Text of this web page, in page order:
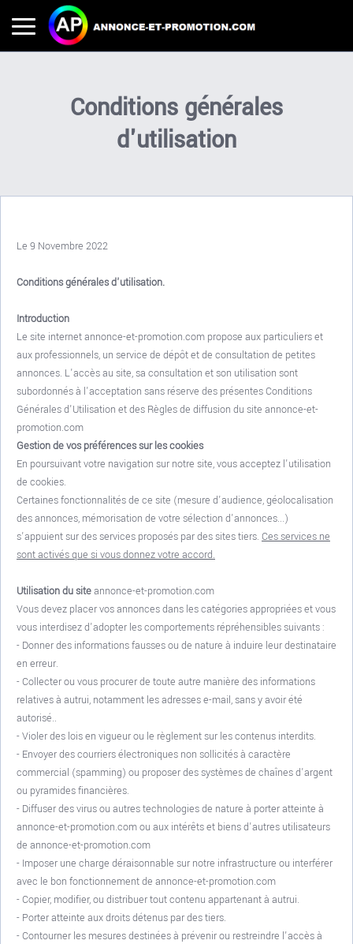
Conditions générales
d'utilisation
Le 9 Novembre 2022
Conditions générales d'utilisation.
Introduction
Le site internet annonce-et-promotion.com propose aux particuliers et
aux professionnels, un service de dépôt et de consultation de petites
annonces. L'accès au site, sa consultation et son utilisation sont
subordonnés à l'acceptation sans réserve des présentes Conditions
Générales d'Utilisation et des Règles de diffusion du site annonce-et-
promotion.com
Gestion de vos préférences sur les cookies
En poursuivant votre navigation sur notre site, vous acceptez l'utilisation
de cookies.
Certaines fonctionnalités de ce site (mesure d'audience, géolocalisation
des annonces, mémorisation de votre sélection d'annonces...)
s'appuient sur des services proposés par des sites tiers. Ces services ne
sont activés que si vous donnez votre accord.
Utilisation du siteannonce-et-promotion.com
Vous devez placer vos annonces dans les catégories appropriées et vous
vous interdisez d'adopter les comportements répréhensibles suivants :
- Donner des informations fausses ou de nature à induire leur destinataire
en erreur.
- Collecter ou vous procurer de toute autre manière des informations
relatives à autrui, notamment les adresses e-mail, sans y avoir été
autorisé..
- Violer des lois en vigueur ou le règlement sur les contenus interdits.
- Envoyer des courriers électroniques non sollicités à caractère
commercial (spamming) ou proposer des systèmes de chaînes d'argent
ou pyramides financières.
- Diffuser des virus ou autres technologies de nature à porter atteinte à
annonce-et-promotion.com ou aux intérêts et biens d'autres utilisateurs
de annonce-et-promotion.com
- Imposer une charge déraisonnable sur notre infrastructure ou interférer
avec le bon fonctionnement de annonce-et-promotion.com
- Copier, modifier, ou distribuer tout contenu appartenant à autrui.
- Porter atteinte aux droits détenus par des tiers.
- Contourner les mesures destinées à prévenir ou restreindre l'accès à